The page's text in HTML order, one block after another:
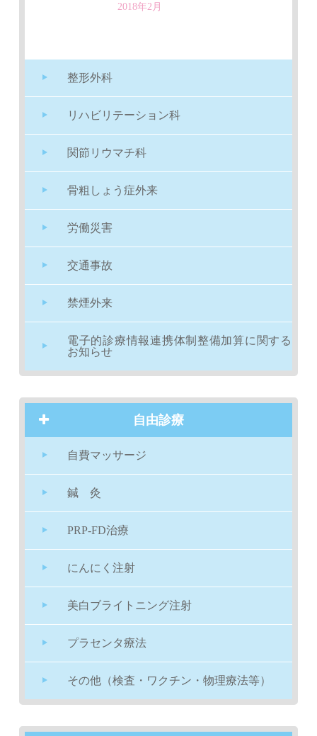
2018年2月
整形外科
リハビリテーション科
関節リウマチ科
骨粗しょう症外来
労働災害
交通事故
禁煙外来
電子的診療情報連携体制整備加算に関する
お知らせ
自由診療
自費マッサージ
鍼 灸
PRP-FD治療
にんにく注射
美白ブライトニング注射
プラセンタ療法
その他（検査・ワクチン・物理療法等）